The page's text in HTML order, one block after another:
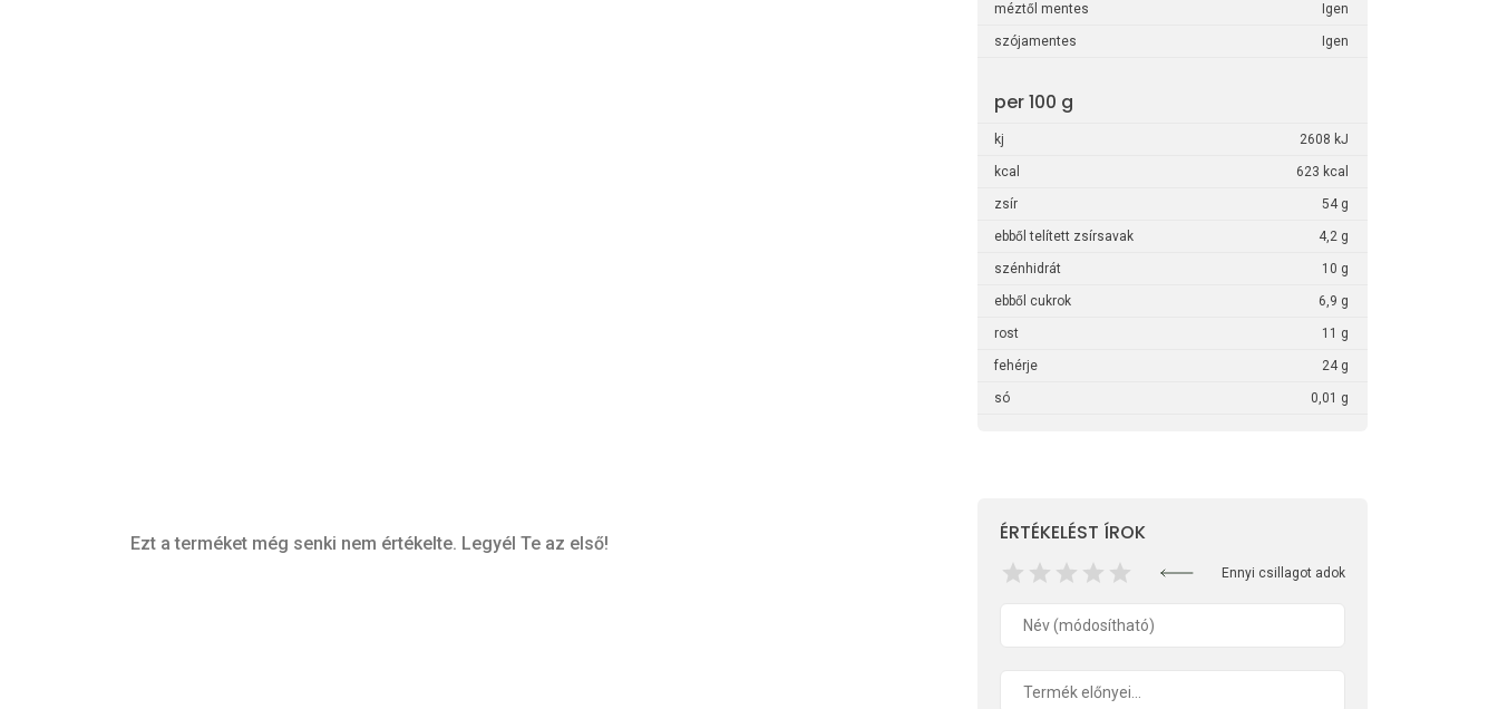
méztől mentes Igen
szójamentes Igen
per 100 g
kj 2608 kJ
kcal 623 kcal
zsír 54 g
ebből telített zsírsavak 4,2 g
szénhidrát 10 g
ebből cukrok 6,9 g
rost 11 g
fehérje 24 g
só 0,01 g
Ezt a terméket még senki nem értékelte. Legyél Te az első! ÉRTÉKELÉST ÍROK
Ennyi csillagot adok